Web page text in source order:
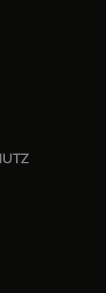
geöffnet
geöffnet